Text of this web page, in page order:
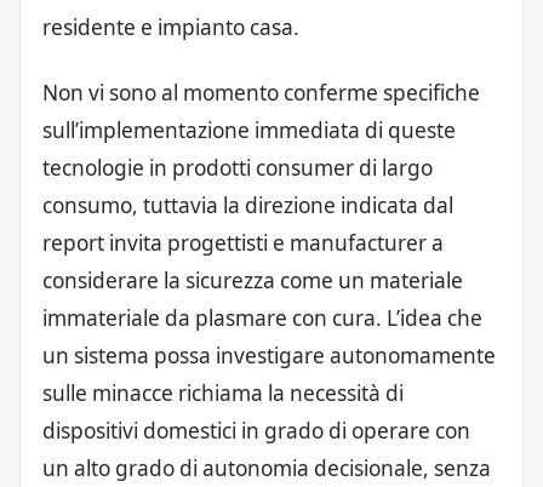
residente e impianto casa.
Non vi sono al momento conferme specifiche
sull’implementazione immediata di queste
tecnologie in prodotti consumer di largo
consumo, tuttavia la direzione indicata dal
report invita progettisti e manufacturer a
considerare la sicurezza come un materiale
immateriale da plasmare con cura. L’idea che
un sistema possa investigare autonomamente
sulle minacce richiama la necessità di
dispositivi domestici in grado di operare con
un alto grado di autonomia decisionale, senza